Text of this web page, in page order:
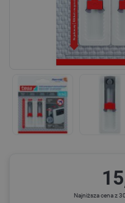
Najniższa cena z